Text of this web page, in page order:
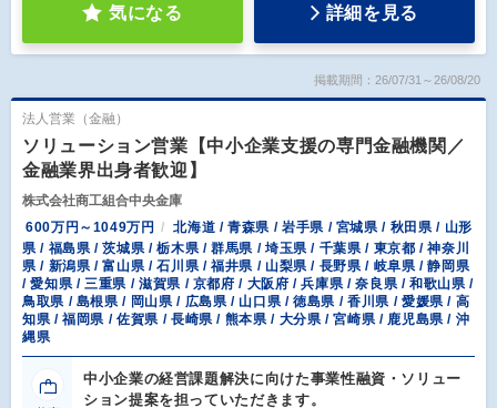
気になる 詳細を見る
掲載期間：26/07/31～26/08/20
法人営業（金融）
ソリューション営業【中小企業支援の専門金融機関／
金融業界出身者歓迎】
株式会社商工組合中央金庫
600万円～1049万円
北海道 / 青森県 / 岩手県 / 宮城県 / 秋田県 / 山形
県 / 福島県 / 茨城県 / 栃木県 / 群馬県 / 埼玉県 / 千葉県 / 東京都 / 神奈川
県 / 新潟県 / 富山県 / 石川県 / 福井県 / 山梨県 / 長野県 / 岐阜県 / 静岡県
/ 愛知県 / 三重県 / 滋賀県 / 京都府 / 大阪府 / 兵庫県 / 奈良県 / 和歌山県 /
鳥取県 / 島根県 / 岡山県 / 広島県 / 山口県 / 徳島県 / 香川県 / 愛媛県 / 高
知県 / 福岡県 / 佐賀県 / 長崎県 / 熊本県 / 大分県 / 宮崎県 / 鹿児島県 / 沖
縄県
中小企業の経営課題解決に向けた事業性融資・ソリュー
ション提案を担っていただきます。